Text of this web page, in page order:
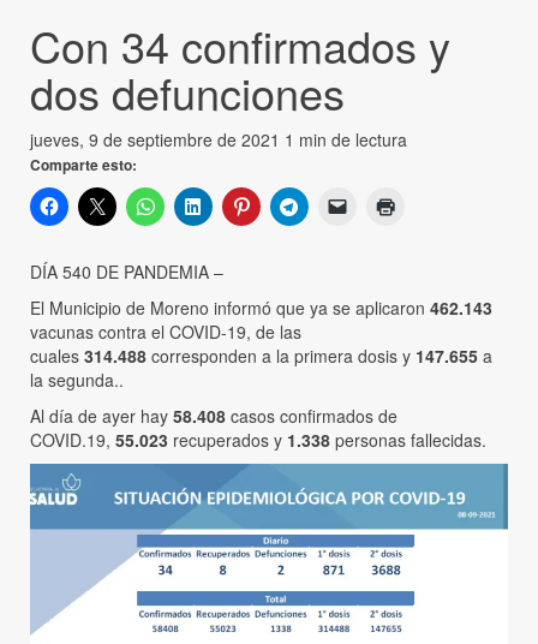
Con 34 confirmados y
dos defunciones
jueves, 9 de septiembre de 2021 1 min de lectura
Comparte esto:
DÍA 540 DE PANDEMIA –
El Municipio de Moreno informó que ya se aplicaron 462.143
vacunas contra el COVID-19, de las
cuales 314.488 corresponden a la primera dosis y 147.655 a
la segunda..
Al día de ayer hay 58.408 casos confirmados de
COVID.19, 55.023 recuperados y 1.338 personas fallecidas.